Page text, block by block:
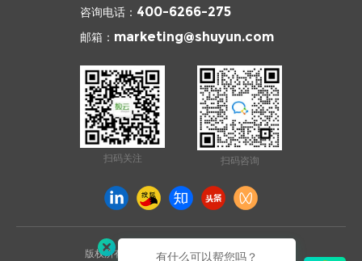
咨询电话： 400-6266-275
邮箱： marketing@shuyun.com
扫码关注 扫码咨询
版权所有 © 2026 杭州数云信息技术有限公司
有什么可以帮您吗？